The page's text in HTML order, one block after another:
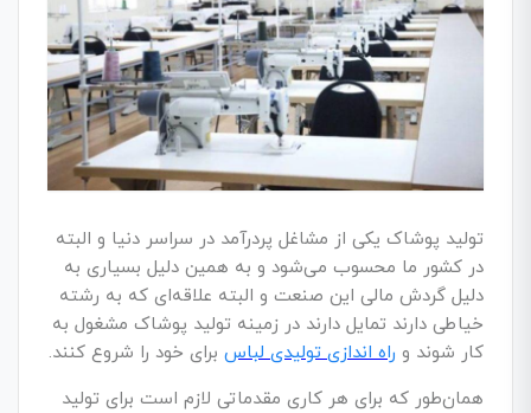
تولید پوشاک یکی از مشاغل پردرآمد در سراسر دنیا و البته
در کشور ما محسوب می‌شود و به همین دلیل بسیاری به
دلیل گردش مالی این صنعت و البته علاقه‌ای که به رشته
خیاطی دارند تمایل دارند در زمینه تولید پوشاک مشغول به
کار شوند و راه اندازی تولیدی لباس برای خود را شروع کنند.
همان‌طور که برای هر کاری مقدماتی لازم است برای تولید